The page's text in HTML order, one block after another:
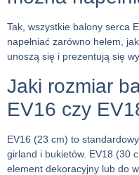
Tak, wszystkie balony serca
napełniać zarówno helem,
unoszą się i prezentują się
Jaki rozmiar
EV16 czy
EV16 (23 cm) to
girland i bukietów. EV18 (30
element dekoracyjny lub do